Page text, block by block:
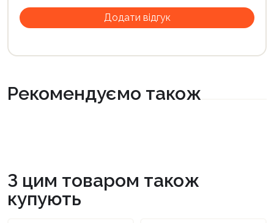
Рекомендуємо також
З цим товаром також
купують